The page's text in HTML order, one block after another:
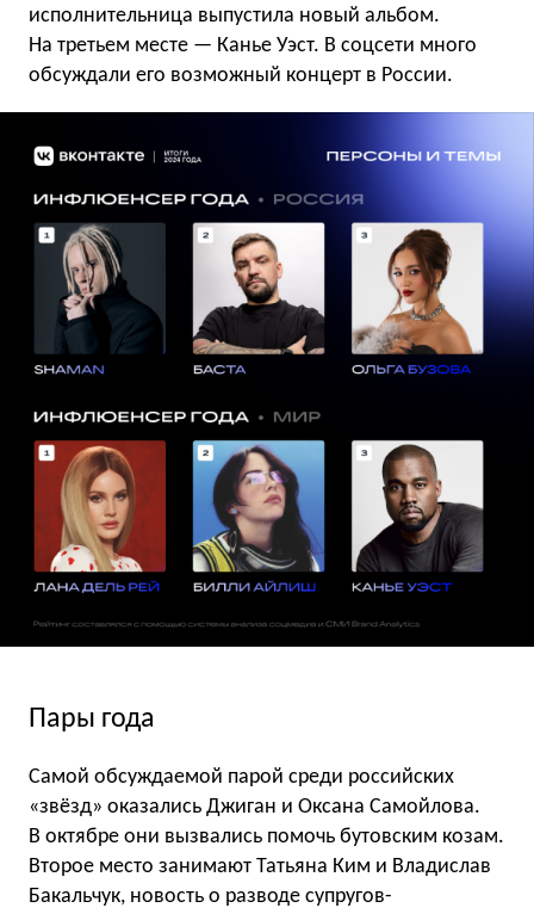
исполнительница выпустила новый альбом.
На третьем месте — Канье Уэст. В соцсети много
обсуждали его возможный концерт в России.
Пары года
Самой обсуждаемой парой среди российских
«звёзд» оказались Джиган и Оксана Самойлова.
В октябре они вызвались помочь бутовским козам.
Второе место занимают Татьяна Ким и Владислав
Бакальчук, новость о разводе супругов-